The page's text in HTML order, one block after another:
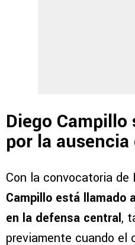
Diego
por la
Con la convocatoria de
Campillo está llamado
en la defensa central,
previamente cuando el